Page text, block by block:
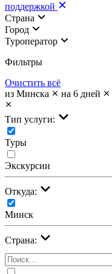
поддержкой
Страна
Город
Туроператор
Фильтры
Очистить всё
из Минска
на 6 дней
Тип услуги:
Туры
Экскурсии
Откуда:
Минск
Страна: